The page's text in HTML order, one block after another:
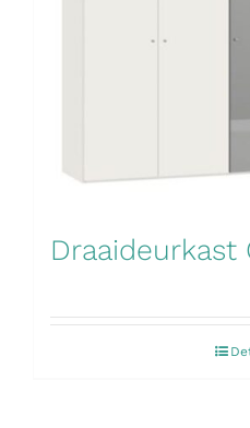
Draaideurkast